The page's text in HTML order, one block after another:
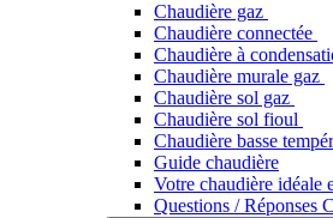
Chaudière gaz
Chaudière connectée
Chaudière à
Chaudière murale gaz
Chaudière sol gaz
Chaudière sol fioul
Chaudière basse
Guide chaudière
Votre chaudière idéale
Questions / Réponses